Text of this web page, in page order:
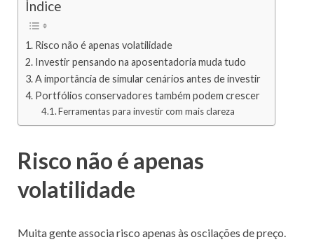
Índice
Risco não é apenas volatilidade
Investir pensando na aposentadoria muda tudo
A importância de simular cenários antes de investir
Portfólios conservadores também podem crescer
Ferramentas para investir com mais clareza
Risco não é apenas
volatilidade
Muita gente associa risco apenas às oscilações de preço.